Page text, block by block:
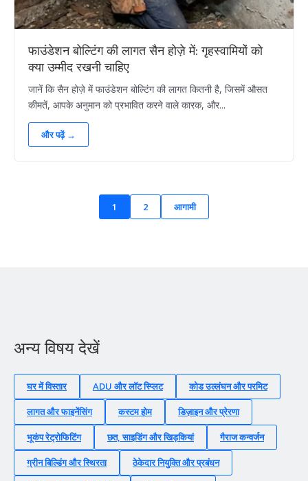
फाउंडेशन बोल्टिंग की लागत सैन होज़े में: गृहस्वामियों को
क्या उम्मीद रखनी चाहिए
जानें कि सैन होज़े में फाउंडेशन बोल्टिंग की लागत कितनी है, जिसमें औसत
कीमतें, आपके अनुमान को प्रभावित करने वाले कारक, और...
और पढ़ें →
1 2 आगामी
अन्य विषय देखें
घर में विस्तार ADU और लॉट स्प्लिट कोड उल्लंघन और परमिट
लागत और फाइनेंसिंग कस्टम होम डिज़ाइन और प्रेरणा
भूकंप रेट्रोफिटिंग छत, साइडिंग और खिड़कियां गैराज कन्वर्जन
ग्रीन बिल्डिंग और स्थिरता ठेकेदार नियुक्ति और प्रबंधन